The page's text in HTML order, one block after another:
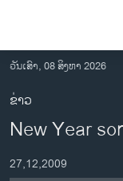
ເຂົ້າ
ຫາ
ຂ້າມ
ຂ້າມ
ໄປ
ອາເມຣິກາ
ການເລືອກຕັ້ງ ປະທານ
ວັນເສົາ, 08 ສິງຫາ 2026
ຂ່າວ
New Year
27,12,2009